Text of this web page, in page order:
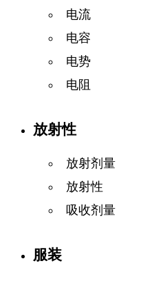
电流
电容
电势
电阻
放射性
放射剂量
放射性
吸收剂量
服装